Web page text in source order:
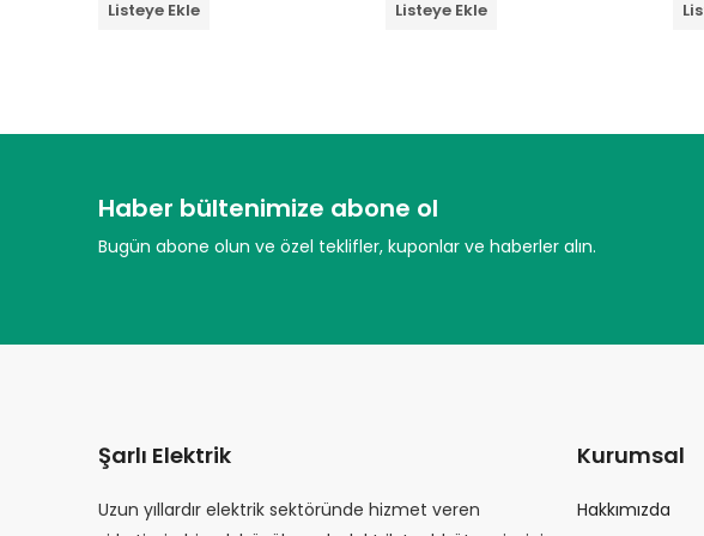
üzerinden
Listeye Ekle
üzerinden
Listeye Ekle
Haber bültenimize abone ol
Bugün abone olun ve özel teklifler, kuponlar ve haberler alın.
Şarlı Elektrik
Uzun yıllardır elektrik sektöründe hizmet veren
Kurumsal
Hakkımızda